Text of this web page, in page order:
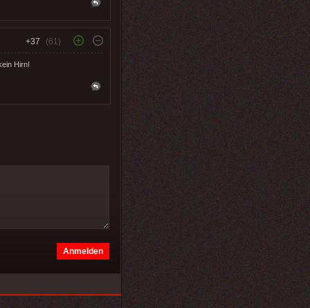
+37 (61)
Hirn!